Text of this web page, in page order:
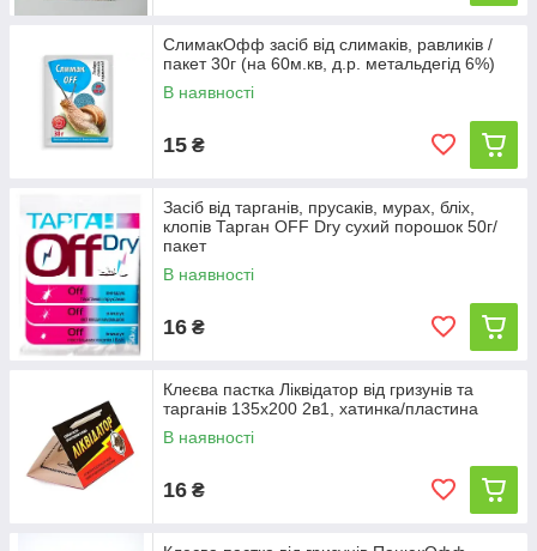
СлимакОфф засіб від слимаків, равликів /
пакет 30г (на 60м.кв, д.р. метальдегід 6%)
В наявності
15 ₴
Засіб від тарганів, прусаків, мурах, бліх,
клопів Тарган OFF Dry сухий порошок 50г/
пакет
В наявності
16 ₴
Клеєва пастка Ліквідатор від гризунів та
тарганів 135х200 2в1, хатинка/пластина
В наявності
16 ₴